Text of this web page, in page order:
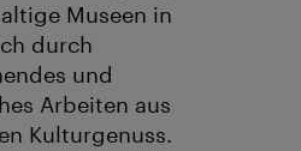
Museen in
durch
und
Arbeiten aus
Kulturgenuss.